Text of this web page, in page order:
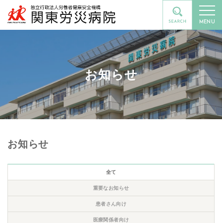
MENU
お知らせ
お知らせ
全て
重要なお知らせ
患者さん向け
医療関係者向け